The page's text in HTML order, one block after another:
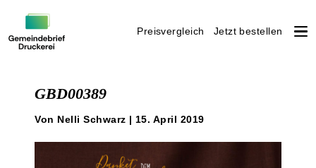
Preisvergleich Jetzt bestellen
GBD00389
Von Nelli Schwarz | 15. April 2019